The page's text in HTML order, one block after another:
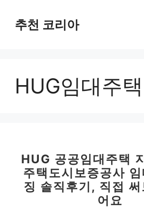
추천 코리아
HUG임대주
HUG 공공임대주택
주택도시보증공사
징 솔직후기, 직접
어요